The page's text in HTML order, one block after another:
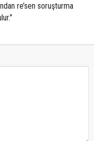
re’sen soruşturma